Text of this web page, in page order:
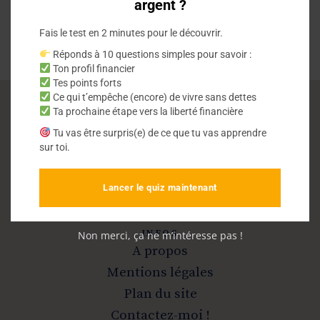
Vivre sans dettes
Sortir de la dette et devenir libre
INFOS
A propos
Mentions légales
Plan du site
Contactez-moi !
argent ?
Fais le test en 2 minutes pour le découvrir.
Réponds à 10 questions simples pour savoir :
Ton profil financier
Tes points forts
Ce qui t’empêche (encore) de vivre sans dettes
Ta prochaine étape vers la liberté financière
Tu vas être surpris(e) de ce que tu vas apprendre
sur toi.
Lancer le quiz maintenant
Non merci, ça ne m’intéresse pas !